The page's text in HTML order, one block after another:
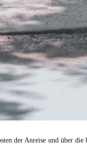
der Anreise und über die